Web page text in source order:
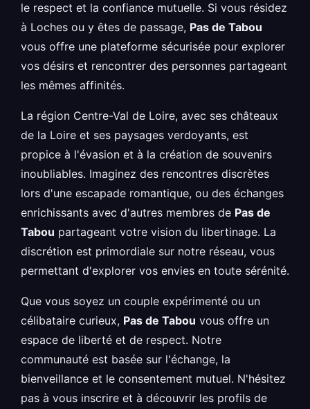
le respect et la confiance mutuelle. Si vous résidez
à Loches ou y êtes de passage, Pas de Tabou
vous offre une plateforme sécurisée pour explorer
vos désirs et rencontrer des personnes partageant
les mêmes affinités.
La région Centre-Val de Loire, avec ses châteaux
de la Loire et ses paysages verdoyants, est
propice à l'évasion et à la création de souvenirs
inoubliables. Imaginez des rencontres discrètes
lors d'une escapade romantique, ou des échanges
enrichissants avec d'autres membres de Pas de
Tabou partageant votre vision du libertinage. La
discrétion est primordiale sur notre réseau, vous
permettant d'explorer vos envies en toute sérénité.
Que vous soyez un couple expérimenté ou un
célibataire curieux, Pas de Tabou vous offre un
espace de liberté et de respect. Notre
communauté est basée sur l'échange, la
bienveillance et le consentement mutuel. N'hésitez
pas à vous inscrire et à découvrir les profils de